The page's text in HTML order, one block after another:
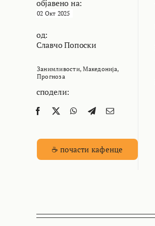
објавено на:
02 Окт 2025
од:
Славчо Попоски
Занимливости,Македонија,
Прогноза
сподели:
☕ почасти кафенце